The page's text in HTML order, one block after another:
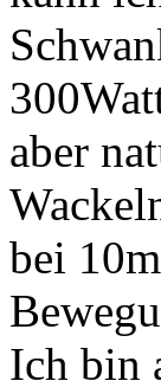
aber
bei
Ich bin